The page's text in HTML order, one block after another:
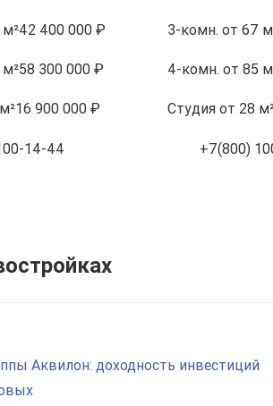
42 400 000 ₽
м²58 300 000 ₽
16 900 000 ₽
14-44
3-комн. от 67
4-комн. от 85
Студия от 28
+7(800)
Аквилон: доходность инвестиций